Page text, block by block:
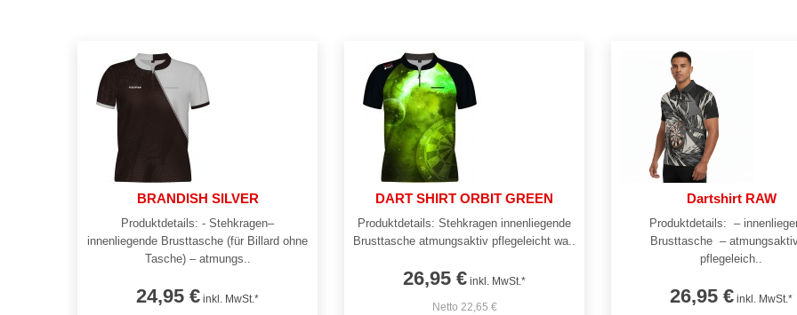
BRANDISH SILVER
Produktdetails: - Stehkragen–
innenliegende Brusttasche (für Billard ohne
Tasche) – atmungs..
24,95 € inkl. MwSt.*
DART SHIRT ORBIT GREEN
Produktdetails: Stehkragen innenliegende
Brusttasche atmungsaktiv pflegeleicht wa..
26,95 € inkl. MwSt.*
Netto 22,65 €
Dartshirt RAW
Produktdetails: –
Brusttasche –
pflegeleich..
26,95 € inkl. MwSt.*